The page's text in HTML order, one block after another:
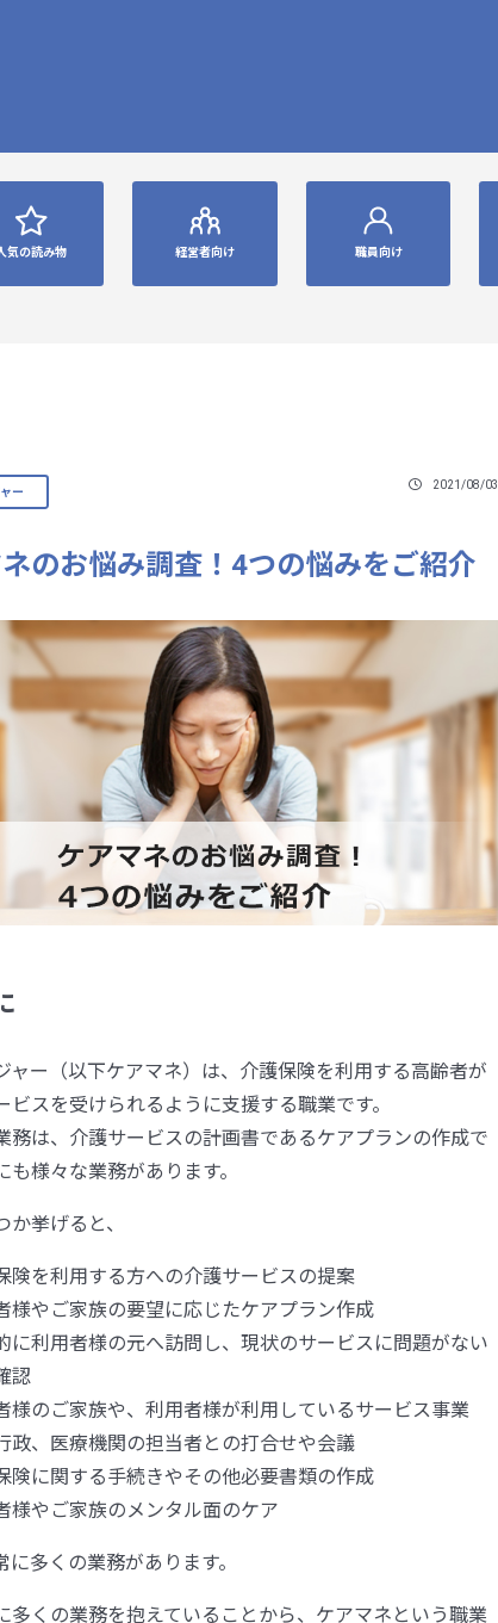
気の読み物 経営者向け 職員向け
ー
2021/08/03
のお悩み調査！4つの悩みをご紹介
ャー（以下ケアマネ）は、介護保険を利用する高齢者が
ビスを受けられるように支援する職業です。
務は、介護サービスの計画書であるケアプランの作成で
も様々な業務があります。
か挙げると、
険を利用する方への介護サービスの提案
様やご家族の要望に応じたケアプラン作成
に利用者様の元へ訪問し、現状のサービスに問題がない
認
様のご家族や、利用者様が利用しているサービス事業
政、医療機関の担当者との打合せや会議
険に関する手続きやその他必要書類の作成
様やご家族のメンタル面のケア
に多くの業務があります。
多くの業務を抱えていることから、ケアマネという職業